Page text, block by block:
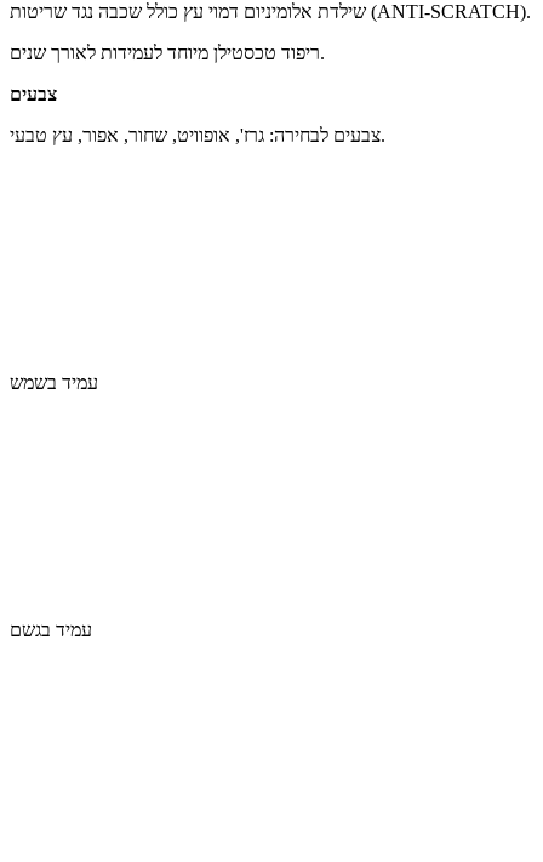
שילדת אלומיניום דמוי עץ כולל שכבה נגד שריטות (ANTI-SCRATCH).
ריפוד טכסטילן מיוחד לעמידות לאורך שנים.
צבעים
צבעים לבחירה: גרז', אופוויט, שחור, אפור, עץ טבעי.
עמיד בשמש
עמיד בגשם